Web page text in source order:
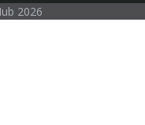
2026